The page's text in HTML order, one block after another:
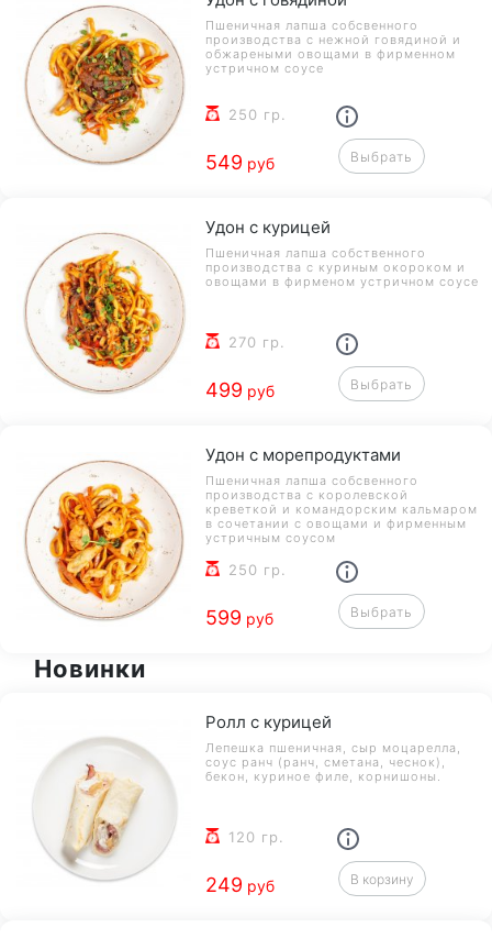
Пшеничная лапша собсвенного
производства с нежной говядиной и
обжареными овощами в фирменном
устричном соусе
250 гр.
549 руб Выбрать
Удон с курицей
Пшеничная лапша собственного
производства с куриным окороком и
овощами в фирменом устричном соусе
270 гр.
499 руб Выбрать
Удон с морепродуктами
Пшеничная лапша собсвенного
производства с королевской
креветкой и командорским кальмаром
в сочетании с овощами и фирменным
устричным соусом
250 гр.
599 руб Выбрать
Новинки
Ролл с курицей
Лепешка пшеничная, сыр моцарелла,
соус ранч (ранч, сметана, чеснок),
бекон, куриное филе, корнишоны.
120 гр.
249 руб В корзину